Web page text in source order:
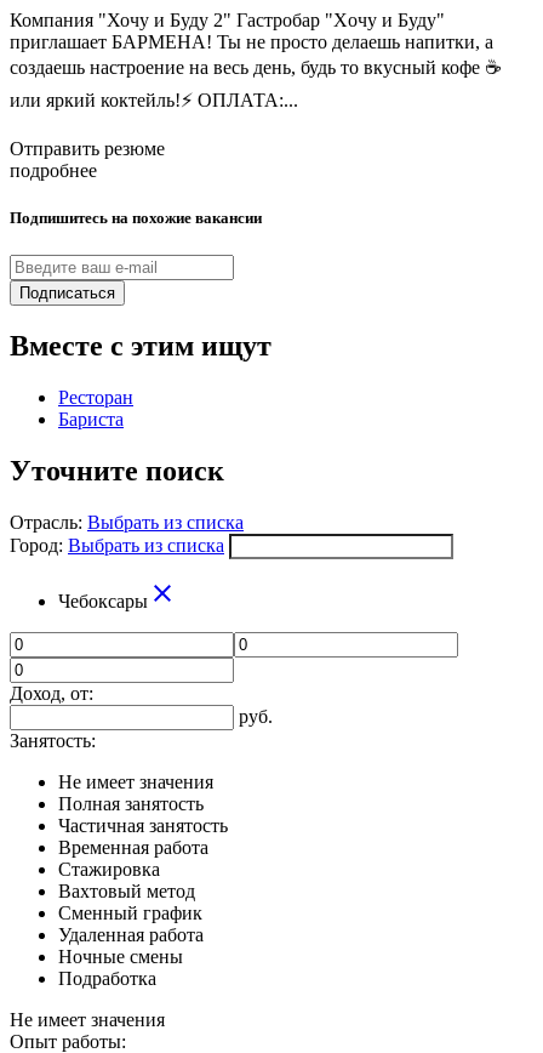
Компания "Хочу и Буду 2" Гастробар "Xoчу и Буду"
приглашает БАРМЕНА! Ты не просто делаешь напитки, а
создаешь настроение на весь день, будь то вкусный кофе ☕
или яркий коктейль!⚡️ ОПЛАТА:...
Отправить резюме
подробнее
Подпишитесь на похожие вакансии
Подписаться
Вместе с этим ищут
Ресторан
Бариста
Уточните поиск
Отрасль: Выбрать из списка
Город: Выбрать из списка
Чебоксары close
Доход, от:
руб.
Занятость:
Не имеет значения
Полная занятость
Частичная занятость
Временная работа
Стажировка
Вахтовый метод
Сменный график
Удаленная работа
Ночные смены
Подработка
Не имеет значения
Опыт работы: